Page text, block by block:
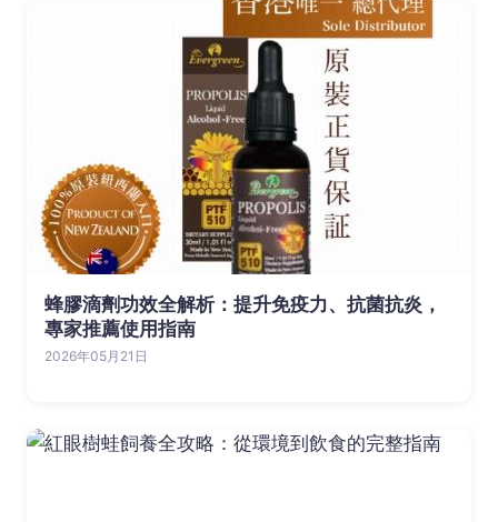
蜂膠滴劑功效全解析：提升免疫力、抗菌抗炎，
專家推薦使用指南
2026年05月21日